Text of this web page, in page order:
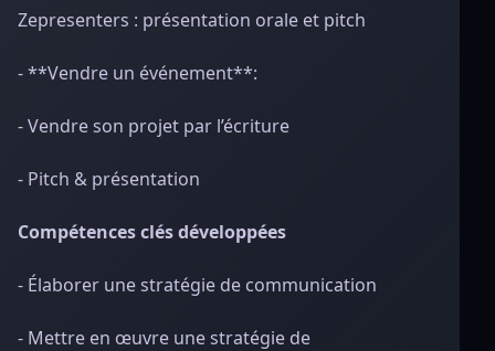
Zepresenters : présentation orale et pitch
- **Vendre un événement**:
- Vendre son projet par l’écriture
- Pitch & présentation
Compétences clés développées
- Élaborer une stratégie de communication
- Mettre en œuvre une stratégie de